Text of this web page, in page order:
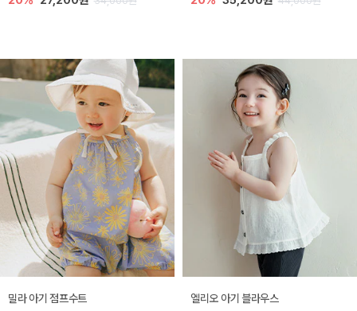
밀라 아기 점프수트 엘리오 아기 블라우스